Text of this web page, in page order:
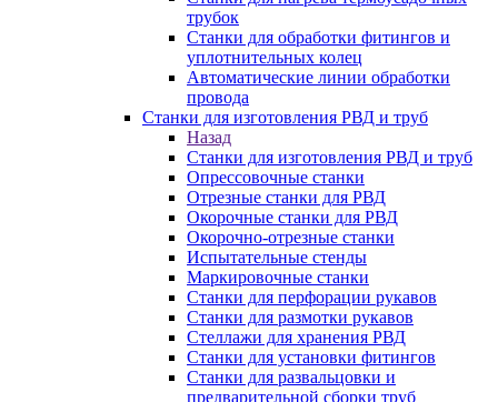
трубок
Станки для обработки фитингов и
уплотнительных колец
Автоматические линии обработки
провода
Станки для изготовления РВД и труб
Назад
Станки для изготовления РВД и труб
Опрессовочные станки
Отрезные станки для РВД
Окорочные станки для РВД
Окорочно-отрезные станки
Испытательные стенды
Маркировочные станки
Станки для перфорации рукавов
Станки для размотки рукавов
Стеллажи для хранения РВД
Станки для установки фитингов
Станки для развальцовки и
предварительной сборки труб